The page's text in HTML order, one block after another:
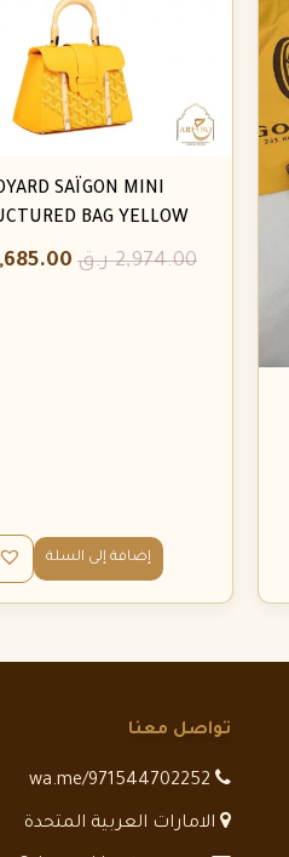
SAÏGON MINI
BAG YELLOW
2,974.00 ر.ق
إضافة إلى السلة
تواصل معنا
الامارات العربية المتحدة